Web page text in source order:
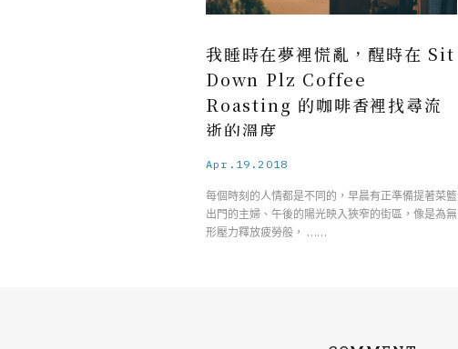
我睡時在夢裡慌亂，醒時在 Sit
Down Plz Coffee
Roasting 的咖啡香裡找尋流
逝的溫度
Apr.19.2018
每個時刻的人情都是不同的，早晨有正準備提著菜籃
出門的主婦、午後的陽光映入狹窄的街區，像是為無
形壓力釋放疲勞般， ……